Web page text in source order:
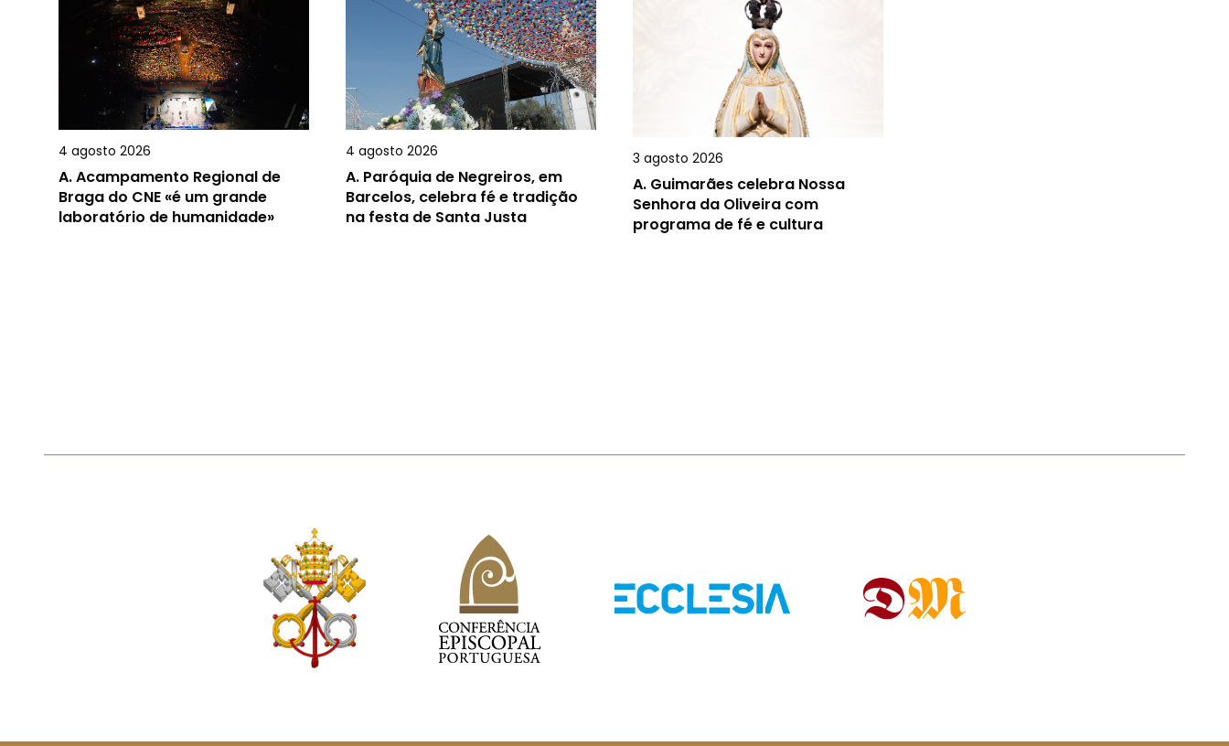
4 agosto 2026
A.Acampamento Regional de
Braga do CNE «é um grande
laboratório de humanidade»
4 agosto 2026
A. Paróquia de Negreiros, em
Barcelos, celebra fé e tradição
na festa de Santa Justa
3 agosto 2026
A. Guimarães celebra Nossa
Senhora da Oliveira com
programa de fé e cultura